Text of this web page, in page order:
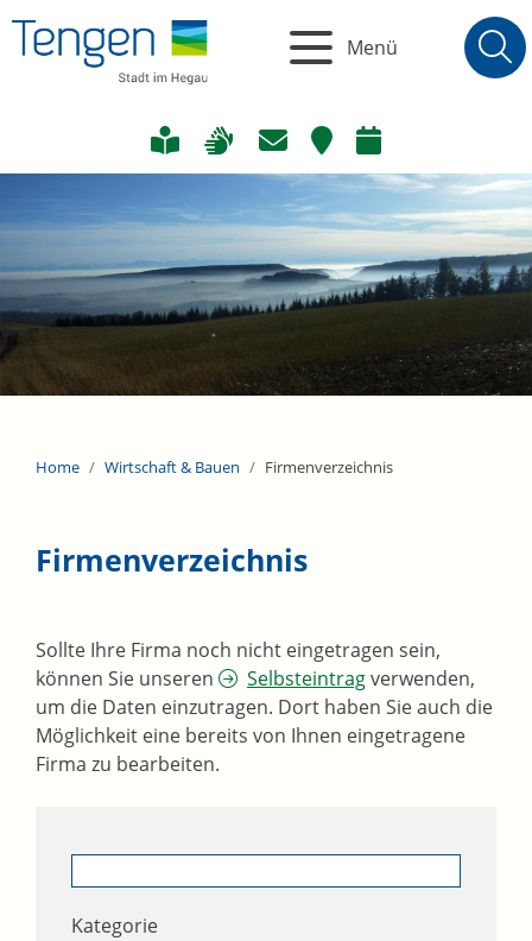
Menü
Home Wirtschaft & Bauen Firmenverzeichnis
Firmenverzeichnis
Sollte Ihre Firma noch nicht eingetragen sein,
können Sie unseren
Selbsteintragverwenden,
um die Daten einzutragen. Dort haben Sie auch die
Möglichkeit eine bereits von Ihnen eingetragene
Firma zu bearbeiten.
Kategorie